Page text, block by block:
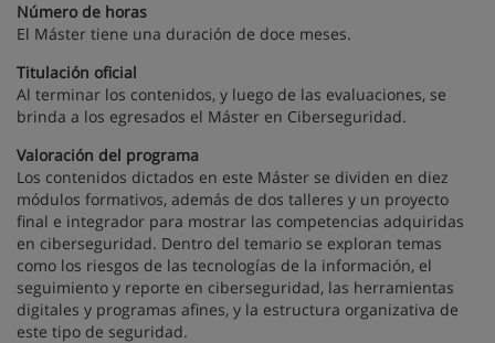
Número de horas
El Máster tiene una duración de doce meses.
Titulación oficial
Al terminar los contenidos, y luego de las evaluaciones, se
brinda a los egresados el Máster en Ciberseguridad.
Valoración del programa
Los contenidos dictados en este Máster se dividen en diez
módulos formativos, además de dos talleres y un proyecto
final e integrador para mostrar las competencias adquiridas
en ciberseguridad. Dentro del temario se exploran temas
como los riesgos de las tecnologías de la información, el
seguimiento y reporte en ciberseguridad, las herramientas
digitales y programas afines, y la estructura organizativa de
este tipo de seguridad.